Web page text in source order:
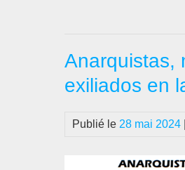
Anarquistas,
exiliados en
Publié le 28 mai 2024